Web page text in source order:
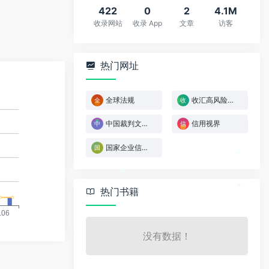
422
收录网站
0
收录 App
2
文章
4.1M
访客
热门网址
全球法规 收汇高风险国家或地区参考名单
中国裁判文书网 信用视界
国家企业信用信息公示系统
热门书籍
没有数据！
*